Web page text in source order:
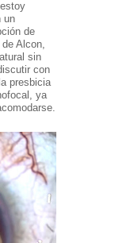
un
de
Alcon,
sin
con
presbicia
ya